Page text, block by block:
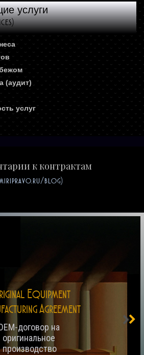
услуги
(аудит)
услуг
к контрактам
blog)
Equipment
Agreement
договор на
оригинальное
производство